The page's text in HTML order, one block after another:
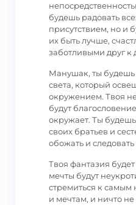
будешь радовать
присутствием, но и
их быть лучше,
заботливыми друг к
Манушак, ты
света, который
окружением. Твоя
будут
окружает. Ты
своих братьев и
обожать и
Твоя фантазия
мечты будут
стремиться к
и мечтам, и ничто